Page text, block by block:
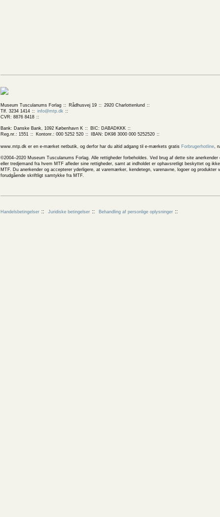
Museum Tusculanums Forlag Rådhusvej 19
2920 Charlottenlund
Tlf. 3234 1414
info@mtp.dk
CVR: 8876 8418
Bank: Danske Bank, 1092 København K
BIC: DABADKKK
Reg.nr.: 1551
Kontonr.: 000 5252 520 IBAN: DK98 3000 000 5252520
www.mtp.dk er en e-mærket netbutik, og derfor har du altid adgang til e-mærkets gratis Forbrugerhotline,
©2004–2020 Museum Tusculanums Forlag. Alle rettigheder forbeholdes. Ved brug af dette site
eller tredjemand fra hvem MTF afleder sine rettigheder, samt at indholdet er ophavsretligt beskyttet og
MTF. Du anerkender og accepterer yderligere, at varemærker, kendetegn, varenavne, logoer og
forudgående skriftligt samtykke fra MTF.
Handelsbetingelser Juridiske betingelser Behandling af personlige oplysninger